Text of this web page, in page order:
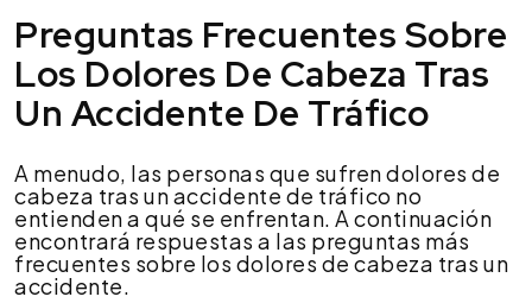
Preguntas Frecuentes Sobre
Los Dolores De Cabeza Tras
Un Accidente De Tráfico
A menudo, las personas que sufren dolores de
cabeza tras un accidente de tráfico no
entienden a qué se enfrentan. A continuación
encontrará respuestas a las preguntas más
frecuentes sobre los dolores de cabeza tras un
accidente.